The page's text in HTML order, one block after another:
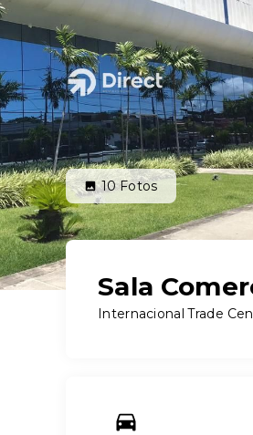
10Fotos
Sala
Internacional Trade